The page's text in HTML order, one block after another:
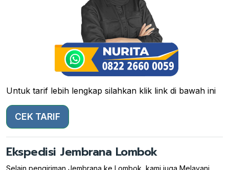
Untuk tarif lebih lengkap silahkan klik link di bawah ini
CEK TARIF
Ekspedisi Jembrana Lombok
Selain pengiriman Jembrana ke Lombok, kami juga Melayani